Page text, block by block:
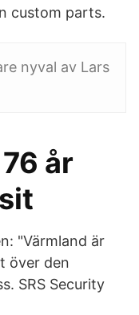
custom parts.
nyval av Lars
år
"Värmland är
över den
SRS Security